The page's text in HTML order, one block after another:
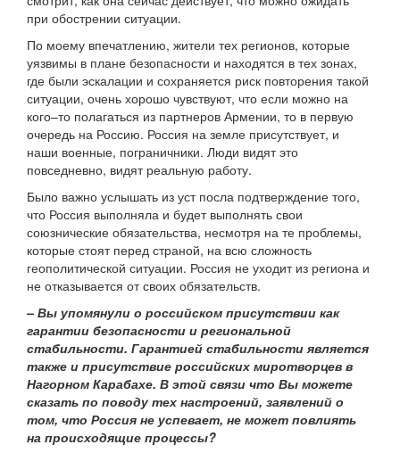
при обострении ситуации.
По моему впечатлению, жители тех регионов, которые
уязвимы в плане безопасности и находятся в тех зонах,
где были эскалации и сохраняется риск повторения такой
ситуации, очень хорошо чувствуют, что если можно на
кого–то полагаться из партнеров Армении, то в первую
очередь на Россию. Россия на земле присутствует, и
наши военные, пограничники. Люди видят это
повседневно, видят реальную работу.
Было важно услышать из уст посла подтверждение того,
что Россия выполняла и будет выполнять свои
союзнические обязательства, несмотря на те проблемы,
которые стоят перед страной, на всю сложность
геополитической ситуации. Россия не уходит из региона и
не отказывается от своих обязательств.
– Вы упомянули о российском присутствии как
гарантии безопасности и региональной
стабильности. Гарантией стабильности является
также и присутствие российских миротворцев в
Нагорном Карабахе. В этой связи что Вы можете
сказать по поводу тех настроений, заявлений о
том, что Россия не успевает, не может повлиять
на происходящие процессы?